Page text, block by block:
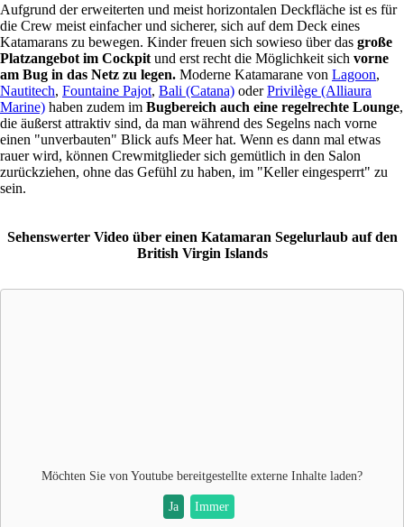
Aufgrund der erweiterten und meist horizontalen Deckfläche ist es für
die Crew meist einfacher und sicherer, sich auf dem Deck eines
Katamarans zu bewegen. Kinder freuen sich sowieso über das große
Platzangebot im Cockpit und erst recht die Möglichkeit sich vorne
am Bug in das Netz zu legen. Moderne Katamarane von Lagoon,
Nautitech, Fountaine Pajot, Bali (Catana) oderPrivilège (Alliaura
Marine) haben zudem im Bugbereich auch eine regelrechte Lounge,
die äußerst attraktiv sind, da man während des Segelns nach vorne
einen "unverbauten" Blick aufs Meer hat. Wenn es dann mal etwas
rauer wird, können Crewmitglieder sich gemütlich in den Salon
zurückziehen, ohne das Gefühl zu haben, im "Keller eingesperrt" zu
sein.
Sehenswerter Video über einen Katamaran Segelurlaub auf den
British Virgin Islands
Möchten Sie von Youtube bereitgestellte externe Inhalte laden?
Ja Immer